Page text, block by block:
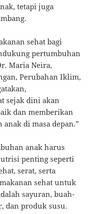
tetapi juga
sehat bagi
pertumbuhan
Maria Neira,
Perubahan Iklim,
sejak dini akan
dan memberikan
di masa depan.”
anak harus
penting seperti
serat, serta
sehat untuk
sayuran, buah-
dan produk susu.